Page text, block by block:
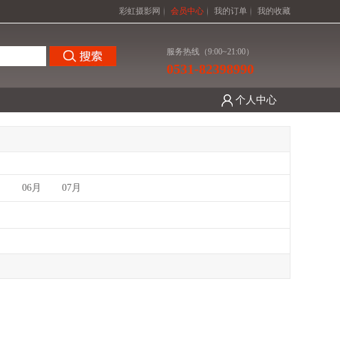
彩虹摄影网 会员中心 我的订单 我的收藏
服务热线（9:00~21:00）
0531-82398990
个人中心
06月 07月